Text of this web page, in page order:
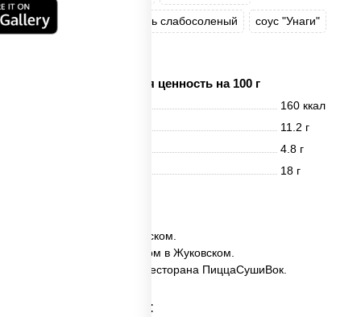
сыр сливочный лосось слабосоленый соус "Унаги"
Пищевая ценность на 100 г
160 ккал
11.2 г
4.8 г
18 г
✅ Юми заказать в Жуковском.
✅ Юми с доставкой на дом в Жуковском.
✅ Юми в Жуковском из ресторана ПиццаСушиВок.
Категории товара: